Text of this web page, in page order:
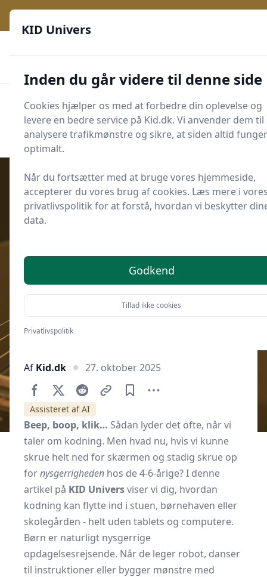
KID Univers
Start søgning
Start søgning
Udgivet iLeg og Læring
Af Kid.dk 27. oktober 2025
Assisteret af AI
Beep, boop, klik… Sådan lyder det ofte, når vi
taler om kodning. Men hvad nu, hvis vi kunne
skrue helt ned for skærmen og stadig skrue op
fornysgerrigheden hos de 4-6-årige? I denne
artikel på KID Universviser vi dig, hvordan
kodning kan flytte ind i stuen, børnehaven eller
skolegården - helt uden tablets og computere.
Børn er naturligt nysgerrige
opdagelsesrejsende. Når de leger robot, danser
til instruktioner eller bygger mønstre med
KID Univers
Inden du går videre til denne side
Cookies hjælper os med at forbedre din oplevelse og
levere en bedre service på Kid.dk. Vi anvender dem til
analysere trafikmønstre og sikre, at siden altid
optimalt.
Når du fortsætter med at bruge vores hjemmeside,
accepterer du vores brug af cookies. Læs mere i
privatlivspolitik for at forstå, hvordan vi beskytter
data.
Godkend
Tillad ikke cookies
Privatlivspolitik